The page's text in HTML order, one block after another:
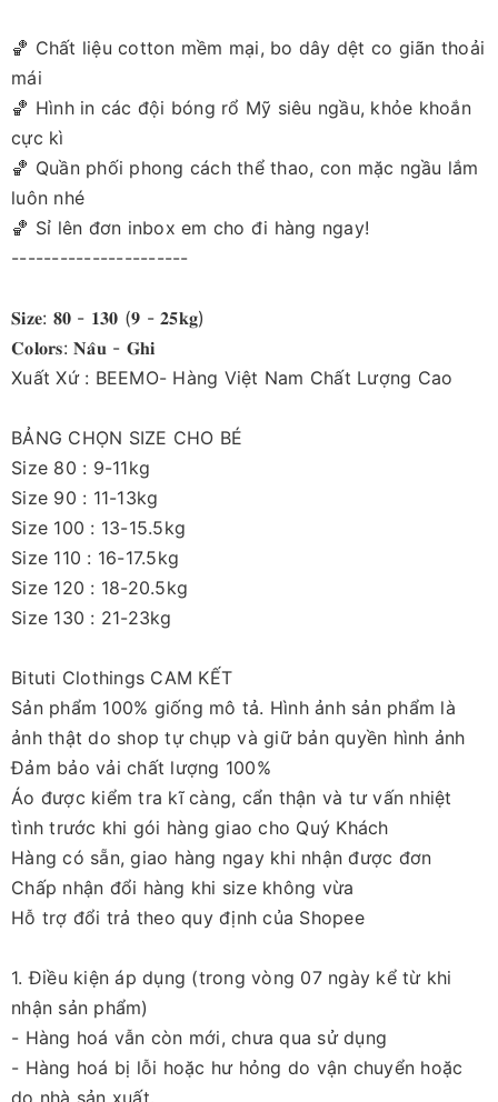
🏀 Chất liệu cotton mềm mại, bo dây dệt co giãn thoải
mái
️🏀 Hình in các đội bóng rổ Mỹ siêu ngầu, khỏe khoắn
cực kì
️🏀 Quần phối phong cách thể thao, con mặc ngầu lắm
luôn nhé
️🏀 Sỉ lên đơn inbox em cho đi hàng ngay!
----------------------
𝐒𝐢𝐳𝐞: 𝟖𝟎 - 𝟏𝟑𝟎 (𝟗 - 𝟐𝟓𝐤𝐠)
𝐂𝐨𝐥𝐨𝐫𝐬: 𝐍𝐚̂𝐮 - 𝐆𝐡𝐢
Xuất Xứ : BEEMO- Hàng Việt Nam Chất Lượng Cao
BẢNG CHỌN SIZE CHO BÉ
Size 80 : 9-11kg
Size 90 : 11-13kg
Size 100 : 13-15.5kg
Size 110 : 16-17.5kg
Size 120 : 18-20.5kg
Size 130 : 21-23kg
Bituti Clothings CAM KẾT
Sản phẩm 100% giống mô tả. Hình ảnh sản phẩm là
ảnh thật do shop tự chụp và giữ bản quyền hình ảnh
Đảm bảo vải chất lượng 100%
Áo được kiểm tra kĩ càng, cẩn thận và tư vấn nhiệt
tình trước khi gói hàng giao cho Quý Khách
Hàng có sẵn, giao hàng ngay khi nhận được đơn
Chấp nhận đổi hàng khi size không vừa
Hỗ trợ đổi trả theo quy định của Shopee
1. Điều kiện áp dụng (trong vòng 07 ngày kể từ khi
nhận sản phẩm)
- Hàng hoá vẫn còn mới, chưa qua sử dụng
- Hàng hoá bị lỗi hoặc hư hỏng do vận chuyển hoặc
do nhà sản xuất.